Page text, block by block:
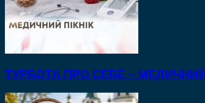
ТУРБОТА ПРО СЕБЕ –